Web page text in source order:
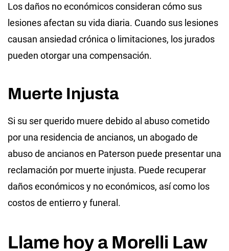
Los daños no económicos consideran cómo sus
lesiones afectan su vida diaria. Cuando sus lesiones
causan ansiedad crónica o limitaciones, los jurados
pueden otorgar una compensación.
Muerte Injusta
Si su ser querido muere debido al abuso cometido
por una residencia de ancianos, un abogado de
abuso de ancianos en Paterson puede presentar una
reclamación por muerte injusta. Puede recuperar
daños económicos y no económicos, así como los
costos de entierro y funeral.
Llame hoy a Morelli Law